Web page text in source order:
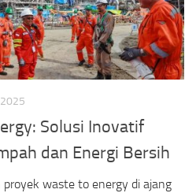
2025
Solusi Inovatif
dan Energi Bersih
waste to energy di ajang